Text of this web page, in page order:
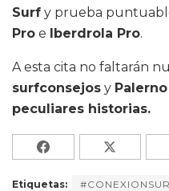
Surf y prueba
Pro e Iberdrola Pro.
A esta cita no faltarán
surfconsejos y Palerno
peculiares historias.
Etiquetas: